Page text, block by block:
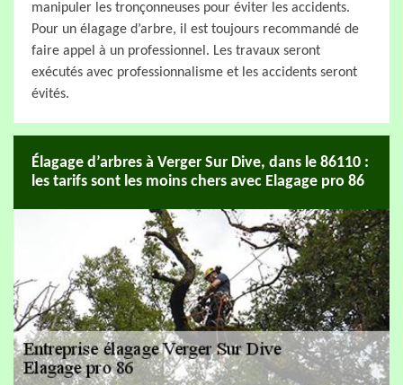
manipuler les tronçonneuses pour éviter les accidents.
Pour un élagage d’arbre, il est toujours recommandé de
faire appel à un professionnel. Les travaux seront
exécutés avec professionnalisme et les accidents seront
évités.
Élagage d’arbres à Verger Sur Dive, dans le 86110 :
les tarifs sont les moins chers avec Elagage pro 86